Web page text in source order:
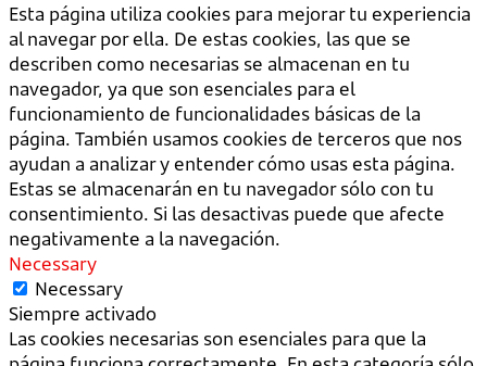
Esta página utiliza cookies para mejorar tu experiencia
al navegar por ella. De estas cookies, las que se
describen como necesarias se almacenan en tu
navegador, ya que son esenciales para el
funcionamiento de funcionalidades básicas de la
página. También usamos cookies de terceros que nos
ayudan a analizar y entender cómo usas esta página.
Estas se almacenarán en tu navegador sólo con tu
consentimiento. Si las desactivas puede que afecte
negativamente a la navegación.
Necessary
Necessary
Siempre activado
Las cookies necesarias son esenciales para que la